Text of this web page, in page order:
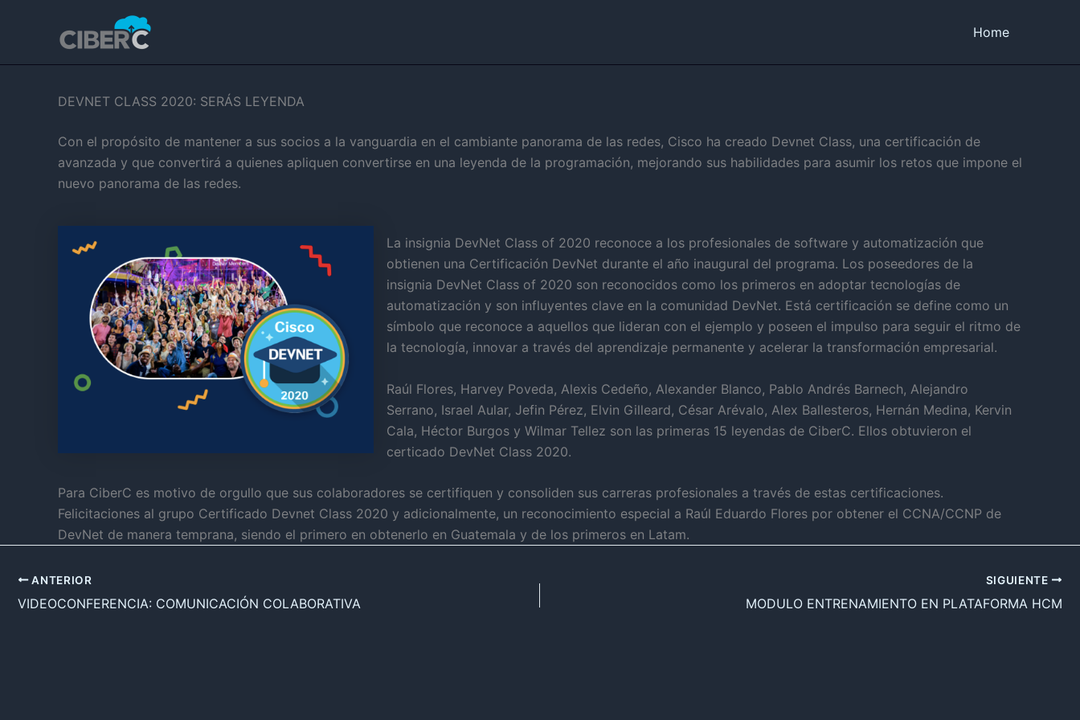
Home
DEVNET CLASS 2020: SERÁS LEYENDA
Con el propósito de mantener a sus socios a la vanguardia en el cambiante panorama de las redes, Cisco ha creado Devnet Class, una certificación de
avanzada y que convertirá a quienes apliquen convertirse en una leyenda de la programación, mejorando sus habilidades para asumir los retos que impone el
nuevo panorama de las redes.
La insignia DevNet Class of 2020 reconoce a los profesionales de software y automatización que
obtienen una Certificación DevNet durante el año inaugural del programa. Los poseedores de la
insignia DevNet Class of 2020 son reconocidos como los primeros en adoptar tecnologías de
automatización y son influyentes clave en la comunidad DevNet. Está certificación se define como un
símbolo que reconoce a aquellos que lideran con el ejemplo y poseen el impulso para seguir el ritmo de
la tecnología, innovar a través del aprendizaje permanente y acelerar la transformación empresarial.
Raúl Flores, Harvey Poveda, Alexis Cedeño, Alexander Blanco, Pablo Andrés Barnech, Alejandro
Serrano, Israel Aular, Jefin Pérez, Elvin Gilleard, César Arévalo, Alex Ballesteros, Hernán Medina, Kervin
Cala, Héctor Burgos y Wilmar Tellez son las primeras 15 leyendas de CiberC. Ellos obtuvieron el
certicado DevNet Class 2020.
Para CiberC es motivo de orgullo que sus colaboradores se certifiquen y consoliden sus carreras profesionales a través de estas certificaciones.
Felicitaciones al grupo Certificado Devnet Class 2020 y adicionalmente, un reconocimiento especial a Raúl Eduardo Flores por obtener el CCNA/CCNP de
DevNet de manera temprana, siendo el primero en obtenerlo en Guatemala y de los primeros en Latam.
ANTERIOR
VIDEOCONFERENCIA: COMUNICACIÓN COLABORATIVA
SIGUIENTE
MODULO ENTRENAMIENTO EN PLATAFORMA HCM